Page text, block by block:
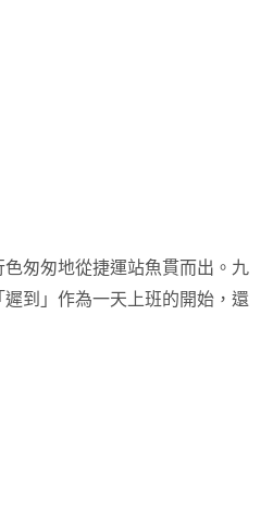
匆匆地從捷運站魚貫而出。九
到」作為一天上班的開始，還